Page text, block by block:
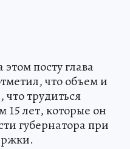
посту глава
что объем и
трудиться
лет, которые он
губернатора при